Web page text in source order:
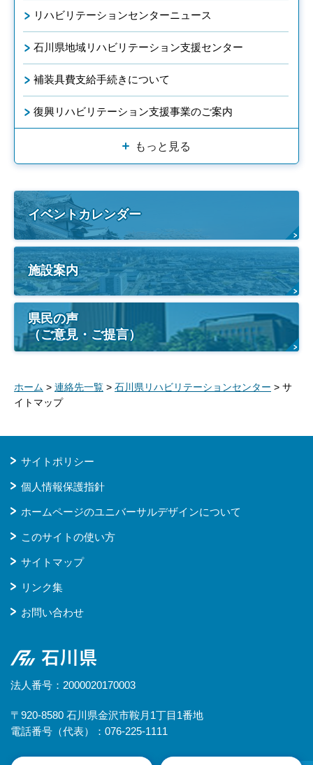
リハビリテーションセンターニュース
石川県地域リハビリテーション支援センター
補装具費支給手続きについて
復興リハビリテーション支援事業のご案内
もっと見る
イベントカレンダー
施設案内
県民の声
（ご意見・ご提言）
ホーム > 連絡先一覧 > 石川県リハビリテーションセンター > サ
イトマップ
サイトポリシー
個人情報保護指針
ホームページのユニバーサルデザインについて
このサイトの使い方
サイトマップ
リンク集
お問い合わせ
石川県
法人番号：2000020170003
〒920-8580 石川県金沢市鞍月1丁目1番地
電話番号（代表）：076-225-1111